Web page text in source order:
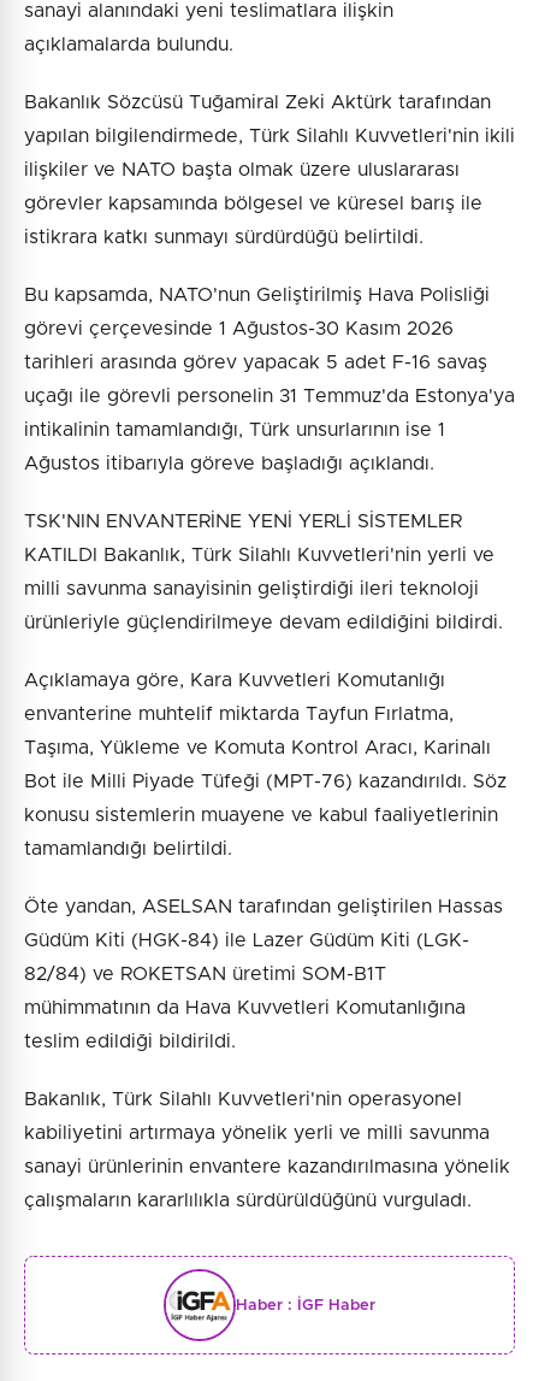
sanayi alanındaki yeni teslimatlara ilişkin
açıklamalarda bulundu.
Bakanlık Sözcüsü Tuğamiral Zeki Aktürk tarafından
yapılan bilgilendirmede, Türk Silahlı Kuvvetleri'nin ikili
ilişkiler ve NATO başta olmak üzere uluslararası
görevler kapsamında bölgesel ve küresel barış ile
istikrara katkı sunmayı sürdürdüğü belirtildi.
Bu kapsamda, NATO'nun Geliştirilmiş Hava Polisliği
görevi çerçevesinde 1 Ağustos-30 Kasım 2026
tarihleri arasında görev yapacak 5 adet F-16 savaş
uçağı ile görevli personelin 31 Temmuz'da Estonya'ya
intikalinin tamamlandığı, Türk unsurlarının ise 1
Ağustos itibarıyla göreve başladığı açıklandı.
TSK'NIN ENVANTERİNE YENİ YERLİ SİSTEMLER
KATILDI Bakanlık, Türk Silahlı Kuvvetleri'nin yerli ve
milli savunma sanayisinin geliştirdiği ileri teknoloji
ürünleriyle güçlendirilmeye devam edildiğini bildirdi.
Açıklamaya göre, Kara Kuvvetleri Komutanlığı
envanterine muhtelif miktarda Tayfun Fırlatma,
Taşıma, Yükleme ve Komuta Kontrol Aracı, Karinalı
Bot ile Milli Piyade Tüfeği (MPT-76) kazandırıldı. Söz
konusu sistemlerin muayene ve kabul faaliyetlerinin
tamamlandığı belirtildi.
Öte yandan, ASELSAN tarafından geliştirilen Hassas
Güdüm Kiti (HGK-84) ile Lazer Güdüm Kiti (LGK-
82/84) ve ROKETSAN üretimi SOM-B1T
mühimmatının da Hava Kuvvetleri Komutanlığına
teslim edildiği bildirildi.
Bakanlık, Türk Silahlı Kuvvetleri'nin operasyonel
kabiliyetini artırmaya yönelik yerli ve milli savunma
sanayi ürünlerinin envantere kazandırılmasına yönelik
çalışmaların kararlılıkla sürdürüldüğünü vurguladı.
Haber : İGF Haber